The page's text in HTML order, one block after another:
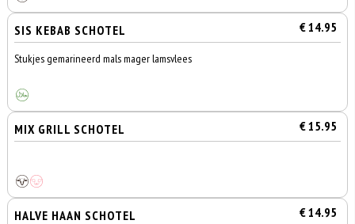
SIS KEBAB SCHOTEL € 14.95
Stukjes gemarineerd mals mager lamsvlees
MIX GRILL SCHOTEL € 15.95
HALVE HAAN SCHOTEL € 14.95